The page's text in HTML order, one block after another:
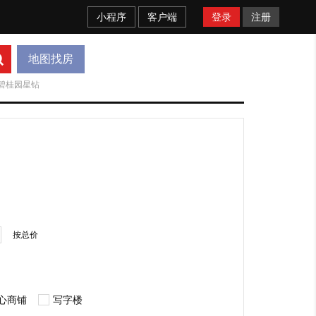
小程序 客户端 登录 注册
地图找房
桂园星钻
按总价
商铺 写字楼